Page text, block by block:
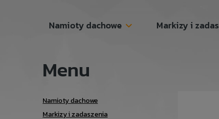
Namioty dachowe Markizy i
Menu
Namioty dachowe
Markizy i zadaszenia